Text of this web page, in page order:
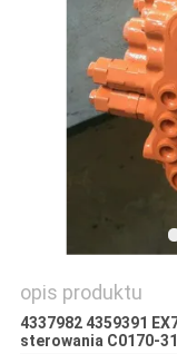
POPROSIĆ
O
WYCENĘ
POLITYKA
opis produktu
4337982 4359391
sterowania C0170-